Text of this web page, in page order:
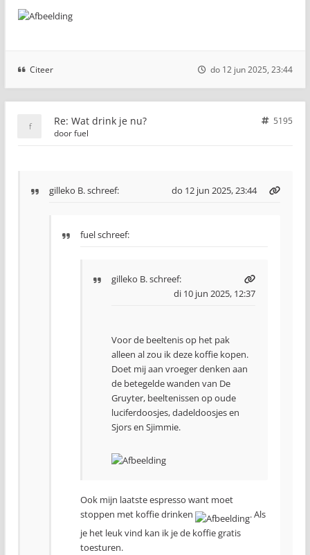
Citeer do 12 jun 2025, 23:44
Re: Wat drink je nu?
5195
doorfuel
gilleko B.schreef: do 12 jun 2025, 23:44
fuel schreef:
gilleko B.schreef:
di 10 jun 2025, 12:37
Voor de beeltenis op het pak
alleen al zou ik deze koffie kopen.
Doet mij aan vroeger denken aan
de betegelde wanden van De
Gruyter, beeltenissen op oude
luciferdoosjes, dadeldoosjes en
Sjors en Sjimmie.
Ook mijn laatste espresso want moet
stoppen met koffie drinken
. Als
je het leuk vind kan ik je de koffie gratis
toesturen.